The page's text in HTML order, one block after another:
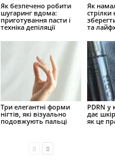
Як безпечено робити
шугаринг вдома:
приготування пасти і
техніка депіляції
Як
стрілки
та
Три елегантні форми
нігтів, які візуально
подовжують пальці
PDRN у
дає
як це